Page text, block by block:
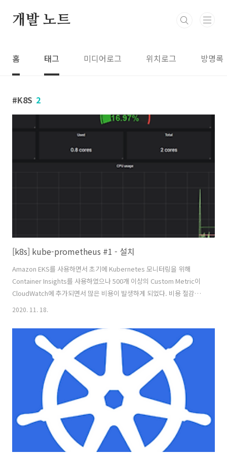
개발 노트
홈 태그 미디어로그 위치로그 방명록
K8S 2
[k8s] kube-prometheus #1 - 설치
Amazon EKS를 사용하면서 초기에 Kubernetes 모니터링을 위해
Container Insights를 사용하였으나 500개 이상의 Custom Metric이
CloudWatch에 추가되면서 많은 비용이 발생하게 되었다. 비용 절감을
위해 Container Insights에서 현재는 Prometheus로 변경을 진행하였
prometheus를 사용하였다. CoreOS에서 제공하는 kube-
prometheus를 사용하면 Prometheus를 간단하게 설치할 수 있고, 설
치 절차는 다음과 같다. 1. Git clone git clone
https://github.com/coreos/kube-prometheus.git 2. 의존성..
2020. 11. 18.